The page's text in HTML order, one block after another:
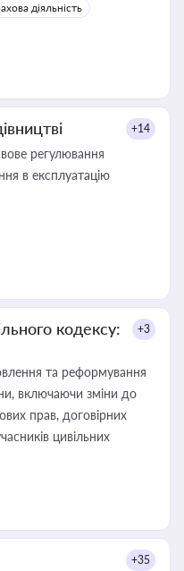
діяльність
+14
регулювання
в експлуатацію
кодексу:
+3
та реформування
включаючи зміни до
прав, договірних
цивільних
+35